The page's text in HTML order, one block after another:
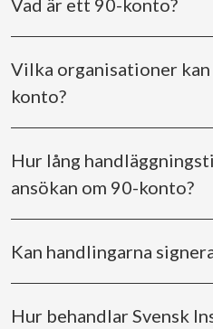
Vad är ett 90-konto?
Vilka organisationer
konto?
Hur lång
ansökan om 90-konto?
Kan handlingarna
Hur behandlar Svensk